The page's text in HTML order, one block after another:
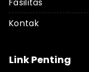
Fasilitas
Kontak
Link Penting